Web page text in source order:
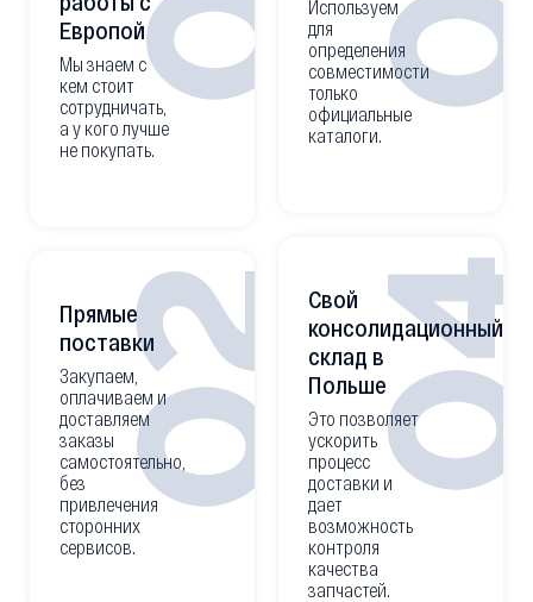
Европой
Мы знаем с
кем стоит
сотрудничать,
а у кого лучше
не покупать.
02
Прямые
поставки
Закупаем,
оплачиваем и
доставляем
заказы
самостоятельно,
без
привлечения
сторонних
сервисов.
Используем
для
определения
совместимости
только
официальные
каталоги.
Свой
консолидационный
склад в
Польше
Это позволяет
ускорить
процесс
доставки и
дает
возможность
контроля
качества
запчастей.